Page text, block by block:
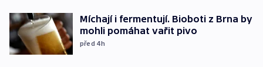
Míchají i fermentují. Bioboti z Brna by
mohli pomáhat vařit pivo
před 4h